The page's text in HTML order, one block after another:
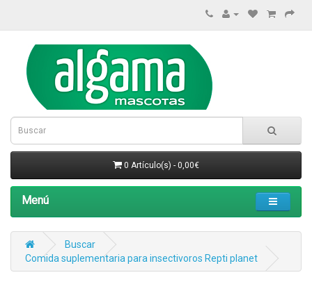
0 Artículo(s) - 0,00€
Menú
Buscar
Comida suplementaria para insectivoros Repti planet